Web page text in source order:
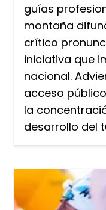
guías
montaña
crítico
iniciativa que
nacional.
acceso
la
desarrollo del